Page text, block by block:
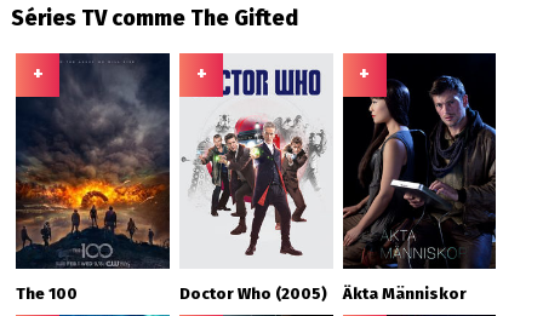
Séries TV comme The Gifted
+
The 100
+
Doctor Who (2005)
+
Äkta Människor